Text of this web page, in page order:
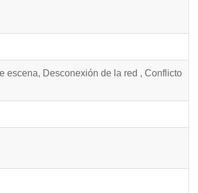
escena, Desconexión de la red , Conflicto